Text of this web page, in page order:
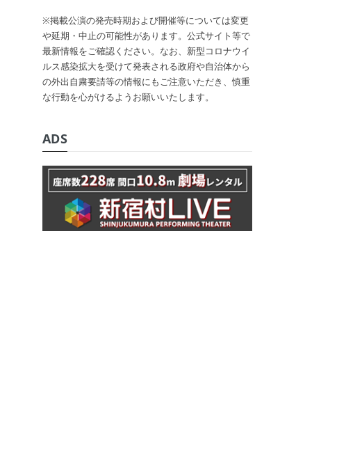
※掲載公演の発売時期および開催等については変更
や延期・中止の可能性があります。公式サイト等で
最新情報をご確認ください。なお、新型コロナウイ
ルス感染拡大を受けて発表される政府や自治体から
の外出自粛要請等の情報にもご注意いただき、慎重
な行動を心がけるようお願いいたします。
ADS